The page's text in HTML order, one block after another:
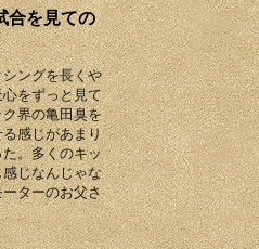
合を見ての
ングを長くや
をずっと見て
界の亀田臭を
感じがあまり
。多くのキッ
じなんじゃな
ターのお父さ